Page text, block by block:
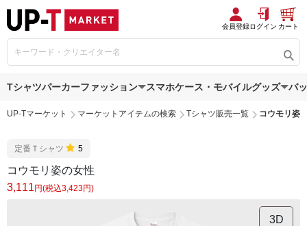
会員登録ログイン カート
Tシャツパーカーファッション スマホケース・モバイルグッズ バ
UP-Tマーケット マーケットアイテムの検索 Tシャツ販売一覧 コウモリ姿
定番Ｔシャツ 5
コウモリ姿の女性
3,111 円(税込3,423円)
3D